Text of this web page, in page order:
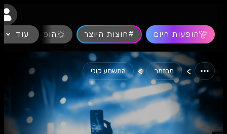
הופעות היום #חוצות היוצר הופעות חיות
עוד
> מחזמר > התשמע קולי